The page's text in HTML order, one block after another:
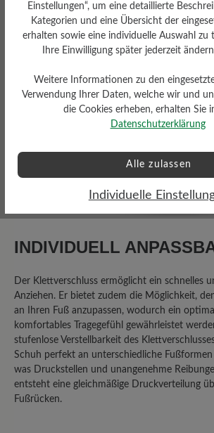
Durchschnittliche
Teilen Sie Ihre Erfahrungen
Kunden.
mit anderen.
INDIVIDUELL
Der Klettverschluss ermöglicht ein schnelles
Anziehen. Er bietet zudem die Möglichkeit,
an Ihren Fuß anzupassen, wodurch ein
komfortables Tragegefühl gewährleistet
stufenlose Verstellbarkeit des
Schuh perfekt an unterschiedliche
was Druckstellen und unangenehme
entsteht eine gleichmäßige Druckverteilung
Fußrücken.
Einstellungen“, um eine detaillierte
Kategorien und eine Übersicht der
erhalten sowie eine individuelle Auswahl zu
Ihre Einwilligung später jederzeit
Weitere Informationen zu den
Verwendung Ihrer Daten, welche wir und
die Cookies erheben, erhalten Sie
Datenschutzerklärung
Alle zulassen
Individuelle